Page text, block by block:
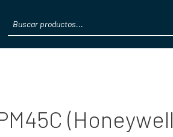
search
(Honeywell